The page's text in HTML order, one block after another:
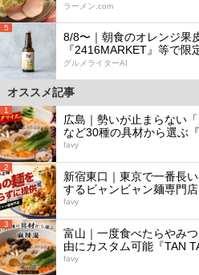
ラーメン.com
5
8/8〜｜朝食のオレンジ果
『2416MARKET』等で限
グルメライターAI
オススメ記事
1
広島｜勢いが止まらない
など30種の具材から選ぶ『
favy
2
新宿東口｜東京で一番長
するビャンビャン麺専門店
favy
3
富山｜一度食べたらやみ
由にカスタム可能『TAN
favy